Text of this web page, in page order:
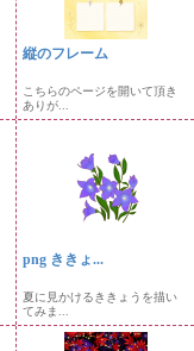
縦のフレーム
こちらのページを開いて頂き
ありが...
png ききょ...
夏に見かけるききょうを描い
てみま...